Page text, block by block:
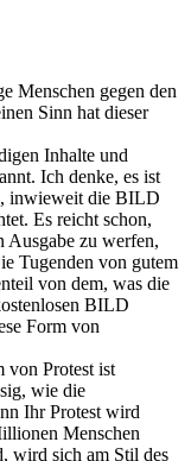
Menschen gegen den
Sinn hat dieser
Inhalte und
Ich denke, es ist
inwieweit die BILD
Es reicht schon,
Ausgabe zu werfen,
Tugenden von gutem
von dem, was die
BILD
Form von
von Protest ist
wie die
Ihr Protest wird
Menschen
wird sich am Stil des